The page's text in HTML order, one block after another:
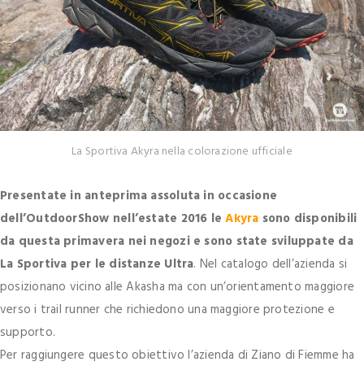
La Sportiva Akyra nella colorazione ufficiale
Presentate in anteprima assoluta in occasione
dell’OutdoorShow nell’estate 2016 leAkyra sono disponibili
da questa primavera nei negozi e sono state sviluppate da
La Sportiva per le distanze Ultra. Nel catalogo dell’azienda si
posizionano vicino alle Akasha ma con un’orientamento maggiore
verso i trail runner che richiedono una maggiore protezione e
supporto.
Per raggiungere questo obiettivo l’azienda di Ziano di Fiemme ha